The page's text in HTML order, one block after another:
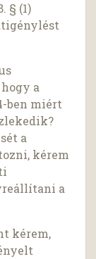
§ (1)
a
ben miért
a
kérem
a
kérem,